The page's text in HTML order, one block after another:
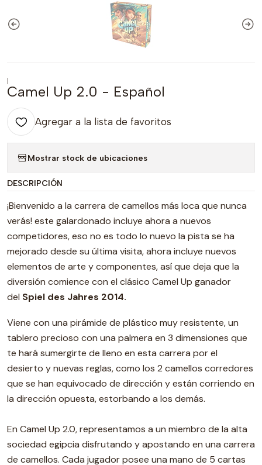
|
Camel Up 2.0 - Español
Agregar a la lista de favoritos
Mostrar stock de ubicaciones
DESCRIPCIÓN
¡Bienvenido a la carrera de camellos más loca que nunca
verás! este galardonado incluye ahora a nuevos
competidores, eso no es todo lo nuevo la pista se ha
mejorado desde su última visita, ahora incluye nuevos
elementos de arte y componentes, así que deja que la
diversión comience con el clásico Camel Up ganador
del Spiel des Jahres 2014.
Viene con una pirámide de plástico muy resistente, un
tablero precioso con una palmera en 3 dimensiones que
te hará sumergirte de lleno en esta carrera por el
desierto y nuevas reglas, como los 2 camellos corredores
que se han equivocado de dirección y están corriendo en
la dirección opuesta, estorbando a los demás.
En Camel Up 2.0, representamos a un miembro de la alta
sociedad egipcia disfrutando y apostando en una carrera
de camellos. Cada jugador posee una mano de 5 cartas